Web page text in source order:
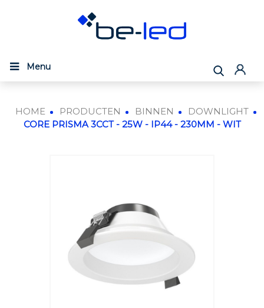
Menu
HOME PRODUCTEN BINNEN
DOWNLIGHT
CORE PRISMA 3CCT - 25W - IP44 - 230MM - WIT